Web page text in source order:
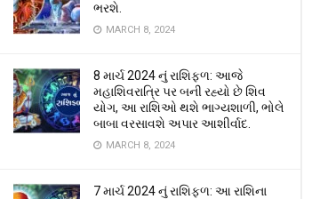
ભરશે.
MARCH 8, 2024
8 માર્ચ 2024 નું રાશિફળ: આજે
મહાશિવરાત્રિ પર બની રહ્યો છે શિવ
યોગ, આ રાશિઓ થશે ભાગ્યશાળી, ભોલે
બાબા વરસાવશે અપાર આશીર્વાદ.
MARCH 8, 2024
7 માર્ચ 2024 નું રાશિફળ: આ રાશિના